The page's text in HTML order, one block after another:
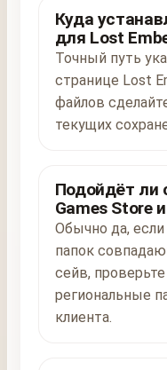
Куда
для Lost
Точный путь
странице Lost
файлов
текущих
Подойдёт ли
Games Store
Обычно да,
папок
сейв,
региональные
клиента.